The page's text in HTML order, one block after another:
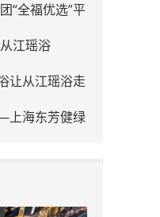
“全福优选”平
江瑶浴
让从江瑶浴走
上海东芳健绿